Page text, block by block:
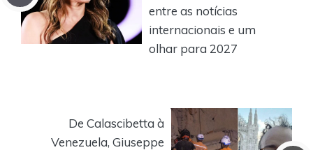
entre as notícias
internacionais e um
olhar para 2027
De Calascibetta à
Venezuela, Giuseppe